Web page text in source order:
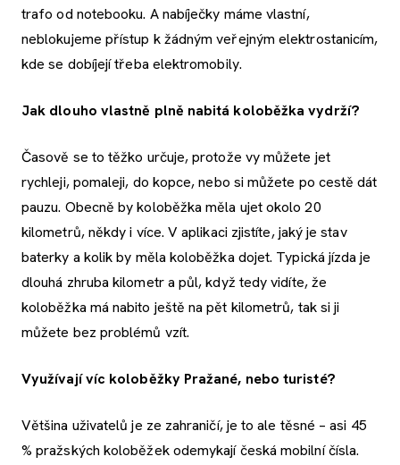
trafo od notebooku. A nabíječky máme vlastní,
neblokujeme přístup k žádným veřejným elektrostanicím,
kde se dobíjejí třeba elektromobily.
Jak dlouho vlastně plně nabitá koloběžka vydrží?
Časově se to těžko určuje, protože vy můžete jet
rychleji, pomaleji, do kopce, nebo si můžete po cestě dát
pauzu. Obecně by koloběžka měla ujet okolo 20
kilometrů, někdy i více. V aplikaci zjistíte, jaký je stav
baterky a kolik by měla koloběžka dojet. Typická jízda je
dlouhá zhruba kilometr a půl, když tedy vidíte, že
koloběžka má nabito ještě na pět kilometrů, tak si ji
můžete bez problémů vzít.
Využívají víc koloběžky Pražané, nebo turisté?
Většina uživatelů je ze zahraničí, je to ale těsné – asi 45
% pražských koloběžek odemykají česká mobilní čísla.